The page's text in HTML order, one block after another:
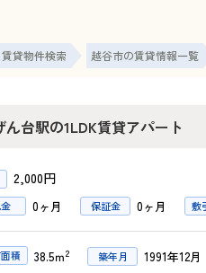
賃貸物件検索 越谷市の賃貸情報一覧
台駅の1LDK賃貸アパート
2,000円
0ヶ月 保証金 0ヶ月 敷
積 38.5ｍ2 築年月 1991年12月